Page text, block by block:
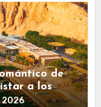
de
a los
2026